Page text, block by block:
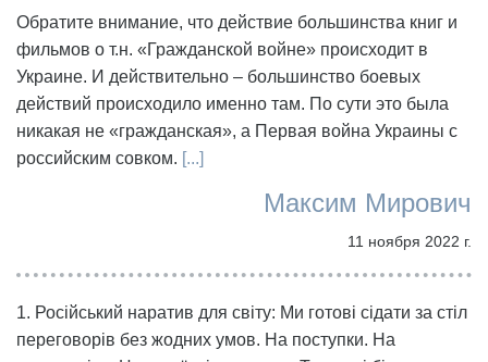
Обратите внимание, что действие большинства книг и
фильмов о т.н. «Гражданской войне» происходит в
Украине. И действительно – большинство боевых
действий происходило именно там. По сути это была
никакая не «гражданская», а Первая война Украины с
российским совком. [...]
Максим Мирович
11 ноября 2022 г.
1. Російський наратив для світу: Ми готові сідати за стіл
переговорів без жодних умов. На поступки. На